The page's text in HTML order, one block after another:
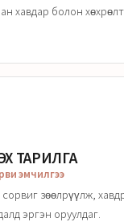
хавдар болон
ТАРИЛГА
эмчилгээ
зөөлрүүлж,
эргэн оруулдаг.